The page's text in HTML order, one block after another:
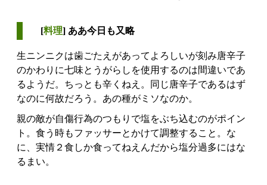
[料理] ああ今日も又略
生ニンニクは歯ごたえがあってよろしいが刻み唐辛子
のかわりに七味とうがらしを使用するのは間違いであ
るようだ。ちっとも辛くねえ。同じ唐辛子であるはず
なのに何故だろう。あの種がミソなのか。
親の敵が自傷行為のつもりで塩をぶち込むのがポイン
ト。食う時もファッサーとかけて調整すること。な
に、実情２食しか食ってねえんだから塩分過多にはな
るまい。